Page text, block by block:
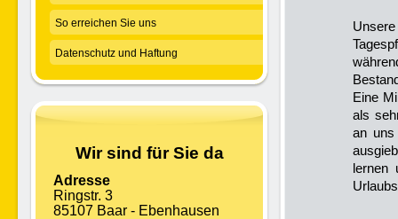
Eine
als
an uns
lernen
So erreichen Sie uns
Datenschutz und Haftung
Wir sind für Sie da
Adresse
Ringstr. 3
85107 Baar - Ebenhausen